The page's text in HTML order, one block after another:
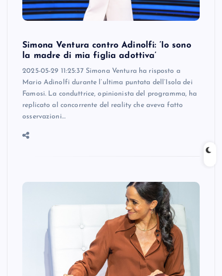
Simona Ventura contro Adinolfi: ‘Io sono
la madre di mia figlia adottiva’
2025-05-29 11:25:37 Simona Ventura ha risposto a
Mario Adinolfi durante l’ultima puntata dell’Isola dei
Famosi. La conduttrice, opinionista del programma, ha
replicato al concorrente del reality che aveva fatto
osservazioni…